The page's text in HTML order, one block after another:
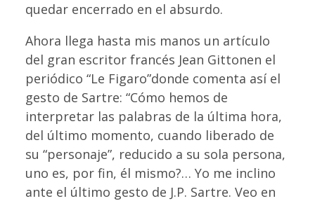
quedar encerrado en el absurdo.
Ahora llega hasta mis manos un artículo
del gran escritor francés Jean Gittonen el
periódico “Le Figaro”donde comenta así el
gesto de Sartre: “Cómo hemos de
interpretar las palabras de la última hora,
del último momento, cuando liberado de
su “personaje”, reducido a su sola persona,
uno es, por fin, él mismo?… Yo me inclino
ante el último gesto de J.P. Sartre. Veo en